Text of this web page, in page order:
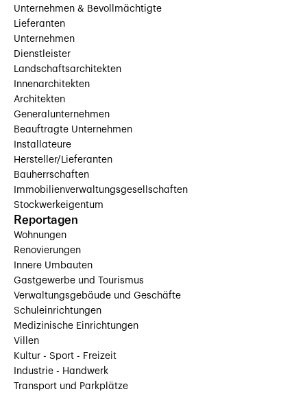
Unternehmen & Bevollmächtigte
Lieferanten
Unternehmen
Dienstleister
Landschaftsarchitekten
Innenarchitekten
Architekten
Generalunternehmen
Beauftragte Unternehmen
Installateure
Hersteller/Lieferanten
Bauherrschaften
Immobilienverwaltungsgesellschaften
Stockwerkeigentum
Reportagen
Wohnungen
Renovierungen
Innere Umbauten
Gastgewerbe und Tourismus
Verwaltungsgebäude und Geschäfte
Schuleinrichtungen
Medizinische Einrichtungen
Villen
Kultur - Sport - Freizeit
Industrie - Handwerk
Transport und Parkplätze